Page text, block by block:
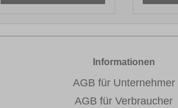
Informationen
AGB für Unternehmer
AGB für Verbraucher